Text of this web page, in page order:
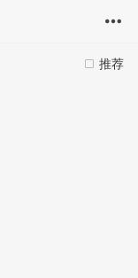
推荐